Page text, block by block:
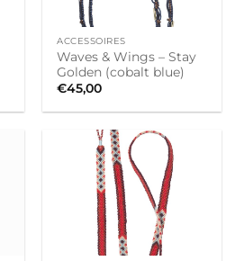
ACCESSOIRES
Waves & Wings – Stay
Golden (cobalt blue)
€45,00